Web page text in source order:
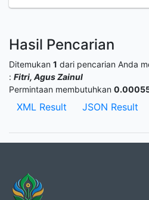
Hasil Pencarian
Ditemukan 1 dari pencarian Anda
: Fitri, Agus Zainul
Permintaan membutuhkan
XML Result JSON Result